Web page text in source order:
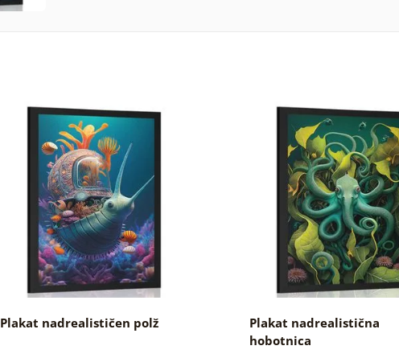
Plakat nadrealističen polž
Plakat nadrealistična
hobotnica